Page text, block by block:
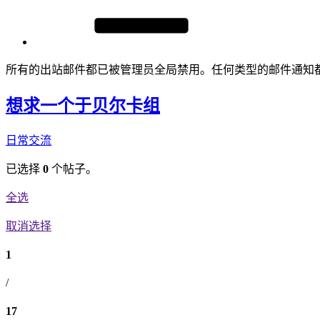
所有的出站邮件都已被管理员全局禁用。任何类型的邮件通知
想求一个于贝尔卡组
日常交流
已选择 0 个帖子。
全选
取消选择
1
/
17